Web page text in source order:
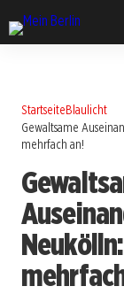
StartseiteBlaulicht
Gewaltsame
mehrfach an!